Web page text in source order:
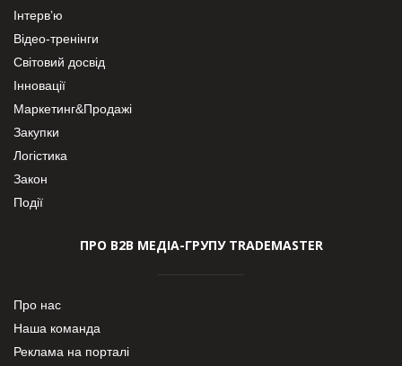
Інтерв’ю
Відео-тренінги
Світовий досвід
Інновації
Маркетинг&Продажі
Закупки
Логістика
Закон
Події
ПРО В2В МЕДІА-ГРУПУ TRADEMASTER
Про нас
Наша команда
Реклама на порталі